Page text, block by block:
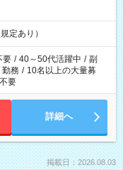
定あり）
要 / 40～50代活躍中 / 副
勤務 / 10名以上の大量募
要
詳細へ
掲載日：2026.08.03